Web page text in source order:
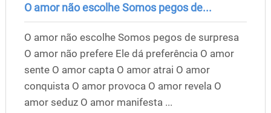
O amor não escolhe Somos pegos de...
O amor não escolhe Somos pegos de surpresa
O amor não prefere Ele dá preferência O amor
sente O amor capta O amor atrai O amor
conquista O amor provoca O amor revela O
amor seduz O amor manifesta ...